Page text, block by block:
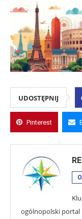
UDOSTĘPNIJ
Pinterest
ogólnopolski portal